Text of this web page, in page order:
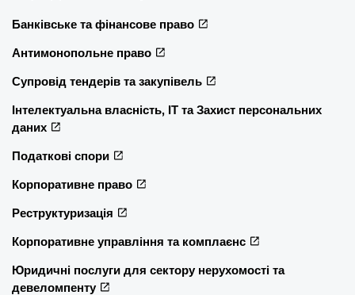
Банківське та фінансове право
Антимонопольне право
Супровід тендерів та закупівель
Інтелектуальна власність, ІТ та Захист персональних
даних
Податкові спори
Корпоративне право
Реструктуризація
Корпоративне управління та комплаєнс
Юридичні послуги для сектору нерухомості та
девеломпенту